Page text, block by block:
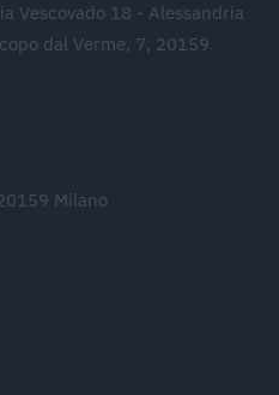
Vescovado 18 - Alessandria
dal Verme, 7, 20159
Milano